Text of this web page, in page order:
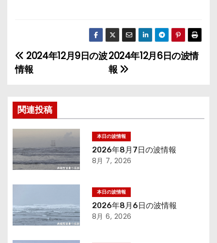
投
稿
ナ
ビ
ゲ
ー
シ
ョ
ン
2024年12月6日の波情
報
2024年12月9日の波
情報
関連投稿
本日の波情報
2026年8月7日の波情報
8月 7, 2026
本日の波情報
2026年8月6日の波情報
8月 6, 2026